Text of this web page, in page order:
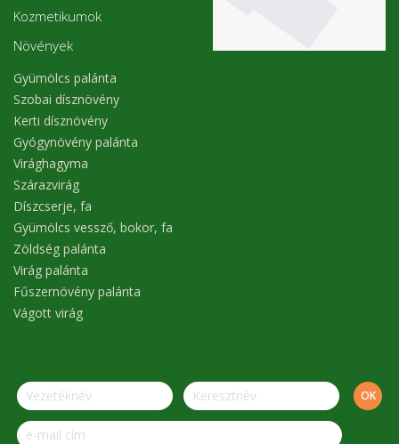
Kozmetikumok
Növények
Gyümölcs palánta
Szobai dísznövény
Kerti dísznövény
Gyógynövény palánta
Virághagyma
Szárazvirág
Díszcserje, fa
Gyümölcs vessző, bokor, fa
Zöldség palánta
Virág palánta
Fűszernövény palánta
Vágott virág